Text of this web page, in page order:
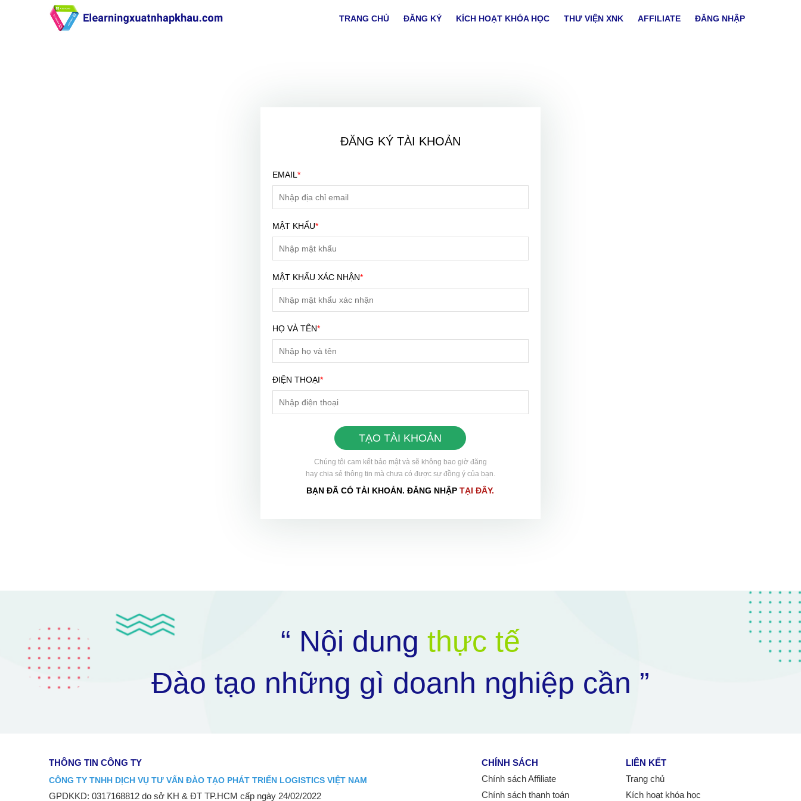
TRANG CHỦ ĐĂNG KÝ KÍCH HOẠT KHÓA HỌC THƯ VIỆN XNK AFFILIATE ĐĂNG NHẬP
ĐĂNG KÝ TÀI KHOẢN
EMAIL *
MẬT KHẨU*
MẬT KHẨU XÁC NHẬN*
HỌ VÀ TÊN*
ĐIỆN THOẠI*
TẠO TÀI KHOẢN
Chúng tôi cam kết bảo mật và sẽ không bao giờ đăng
hay chia sẻ thông tin mà chưa có được sự đồng ý của bạn.
BẠN ĐÃ CÓ TÀI KHOẢN. ĐĂNG NHẬPTẠI ĐÂY.
“ Nội dung thực tế
Đào tạo những gì doanh nghiệp cần ”
THÔNG TIN CÔNG TY
CÔNG TY TNHH DỊCH VỤ TƯ VẤN ĐÀO TẠO PHÁT TRIỂN LOGISTICS VIỆT NAM
GPDKKD: 0317168812 do sở KH & ĐT TP.HCM cấp ngày 24/02/2022
CHÍNH SÁCH
Chính sách Affiliate
Chính sách thanh toán
LIÊN KẾT
Trang chủ
Kích hoạt khóa học
ĐĂNG KÝ TƯ VẤN MIỄN PHÍ
Đăng ký tư vấn trực tiếp 24/7: